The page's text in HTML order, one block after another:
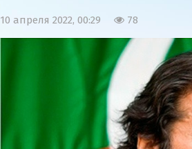
10 апреля 2022, 00:29 78